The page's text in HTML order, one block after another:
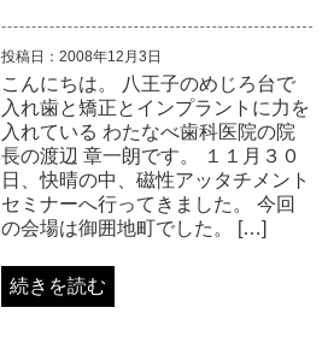
投稿日：2008年12月3日
こんにちは。 八王子のめじろ台で
入れ歯と矯正とインプラントに力を
入れている わたなべ歯科医院の院
長の渡辺 章一朗です。 １１月３０
日、快晴の中、磁性アッタチメント
セミナーへ行ってきました。 今回
の会場は御囲地町でした。 […]
続きを読む